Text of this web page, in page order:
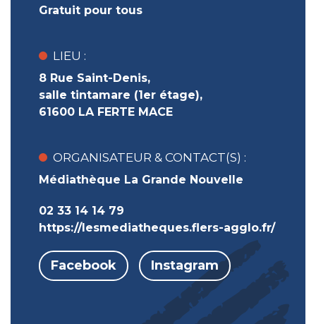
Gratuit pour tous
LIEU :
8 Rue Saint-Denis,
salle tintamare (1er étage),
61600 LA FERTE MACE
ORGANISATEUR & CONTACT(S) :
Médiathèque La Grande Nouvelle
02 33 14 14 79
https://lesmediatheques.flers-agglo.fr/
Facebook Instagram